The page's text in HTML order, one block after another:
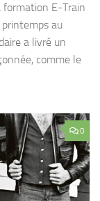
formation E-Train
au
a livré un
comme le
0